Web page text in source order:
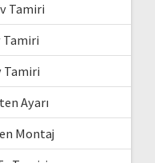
Tamiri
Tamiri
Tamiri
Ayarı
Montaj